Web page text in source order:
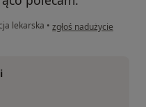
lekarska • w opinii użytkownika
zgłoś nadużycie